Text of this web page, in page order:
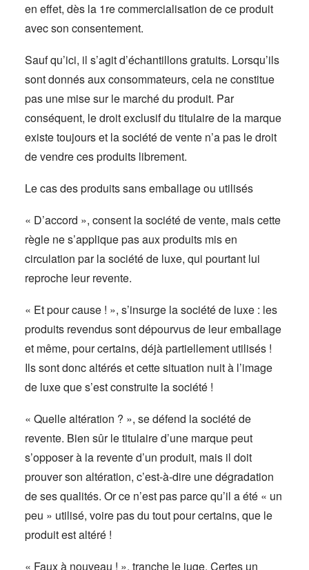
en effet, dès la 1re commercialisation de ce produit
avec son consentement.
Sauf qu’ici, il s’agit d’échantillons gratuits. Lorsqu’ils
sont donnés aux consommateurs, cela ne constitue
pas une mise sur le marché du produit. Par
conséquent, le droit exclusif du titulaire de la marque
existe toujours et la société de vente n’a pas le droit
de vendre ces produits librement.
Le cas des produits sans emballage ou utilisés
« D’accord », consent la société de vente, mais cette
règle ne s’applique pas aux produits mis en
circulation par la société de luxe, qui pourtant lui
reproche leur revente.
« Et pour cause ! », s’insurge la société de luxe : les
produits revendus sont dépourvus de leur emballage
et même, pour certains, déjà partiellement utilisés !
Ils sont donc altérés et cette situation nuit à l’image
de luxe que s’est construite la société !
« Quelle altération ? », se défend la société de
revente. Bien sûr le titulaire d’une marque peut
s’opposer à la revente d’un produit, mais il doit
prouver son altération, c’est-à-dire une dégradation
de ses qualités. Or ce n’est pas parce qu’il a été « un
peu » utilisé, voire pas du tout pour certains, que le
produit est altéré !
« Faux à nouveau ! », tranche le juge. Certes un